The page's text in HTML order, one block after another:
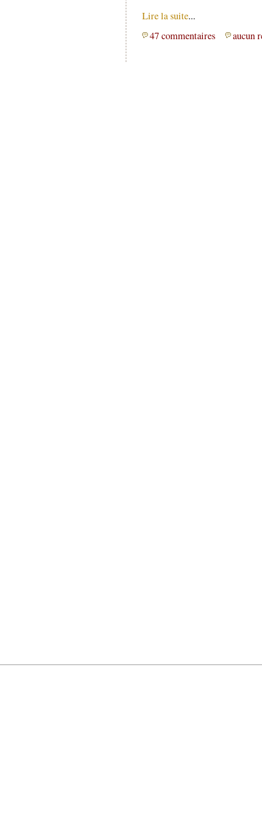
Lire la suite...
47 commentaires
aucun